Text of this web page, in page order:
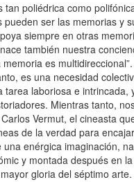
tan poliédrica como
pueden ser las memorias y
siempre en otras
también nuestra
memoria es
es una necesidad
tarea laboriosa e intrincada,
Mientras tanto,
Vermut, el cineasta
de la verdad para
una enérgica imaginación,
y montada después en
gloria del séptimo arte.